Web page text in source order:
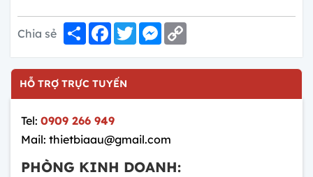
Chia sẻ ShareFacebook
TwitterMessenger
HỖ TRỢ TRỰC TUYẾN
Tel: 0909 266 949
Mail: thietbiaau@gmail.com
PHÒNG KINH DOANH: